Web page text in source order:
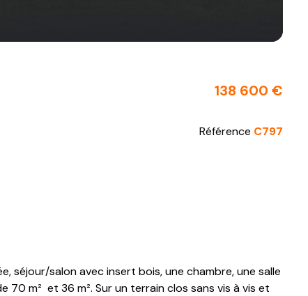
138 600 €
Référence C797
séjour/salon avec insert bois, une chambre, une salle
m² et 36 m². Sur un terrain clos sans vis à vis et